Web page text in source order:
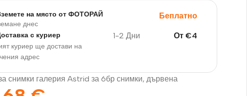
на място от ФОТОРАЙ
днес
Беплатно
с куриер
куриер ще достави на
адрес
1-2 Дни От €4
снимки галерия Astrid за 6бр снимки, дървена